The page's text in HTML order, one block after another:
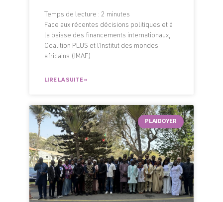
Temps de lecture : 2 minutes
Face aux récentes décisions politiques et à
la baisse des financements internationaux,
Coalition PLUS et l’Institut des mondes
africains (IMAF)
LIRE LA SUITE »
PLAIDOYER